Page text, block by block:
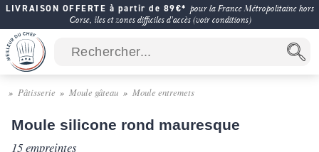
LIVRAISON OFFERTE à partir de 89€* pour la France Métropolitaine hors
Corse, îles et zones difficiles d'accès (voir conditions)
Pâtisserie Moule gâteau Moule entremets
Moule silicone rond mauresque
15 empreintes